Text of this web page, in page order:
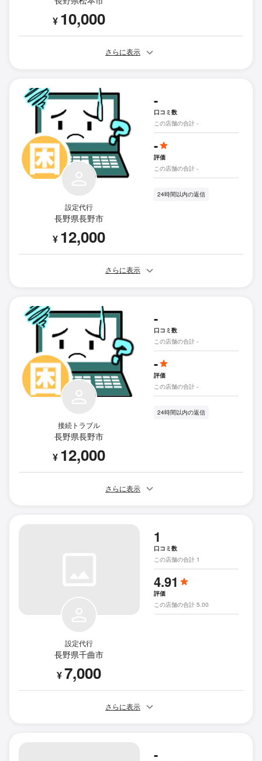
¥ 10,000
さらに表示
設定代行
長野県長野市
¥ 12,000
-
口コミ数
この店舗の合計 -
-
評価
この店舗の合計 -
24時間以内の返信
さらに表示
接続トラブル
長野県長野市
¥ 12,000
-
口コミ数
この店舗の合計 -
-
評価
この店舗の合計 -
24時間以内の返信
さらに表示
設定代行
長野県千曲市
¥7,000
1
口コミ数
この店舗の合計 1
4.91
評価
この店舗の合計 5.00
さらに表示
-